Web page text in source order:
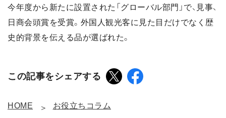
今年度から新たに設置された「グローバル部門」で、見事、
日商会頭賞を受賞。外国人観光客に見た目だけでなく歴
史的背景を伝える品が選ばれた。
この記事をシェアする
HOME お役立ちコラム